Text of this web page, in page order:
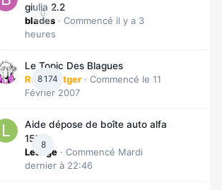
0
giulia 2.2
blades · Commencé il y a 3
heures
8 174
Le Topic Des Blagues
Roverpatger · Commencé le 11
Février 2007
8
Aide dépose de boîte auto alfa
159
LeJuge · Commencé Mardi
dernier à 22:46